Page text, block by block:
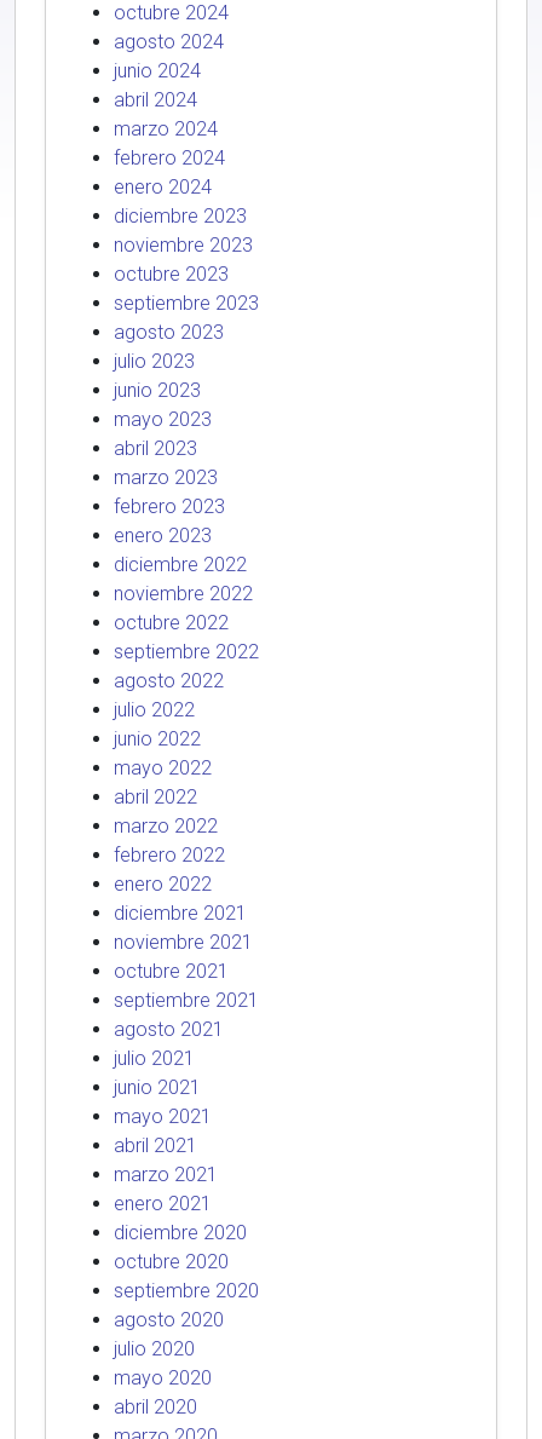
octubre 2024
agosto 2024
junio 2024
abril 2024
marzo 2024
febrero 2024
enero 2024
diciembre 2023
noviembre 2023
octubre 2023
septiembre 2023
agosto 2023
julio 2023
junio 2023
mayo 2023
abril 2023
marzo 2023
febrero 2023
enero 2023
diciembre 2022
noviembre 2022
octubre 2022
septiembre 2022
agosto 2022
julio 2022
junio 2022
mayo 2022
abril 2022
marzo 2022
febrero 2022
enero 2022
diciembre 2021
noviembre 2021
octubre 2021
septiembre 2021
agosto 2021
julio 2021
junio 2021
mayo 2021
abril 2021
marzo 2021
enero 2021
diciembre 2020
octubre 2020
septiembre 2020
agosto 2020
julio 2020
mayo 2020
abril 2020